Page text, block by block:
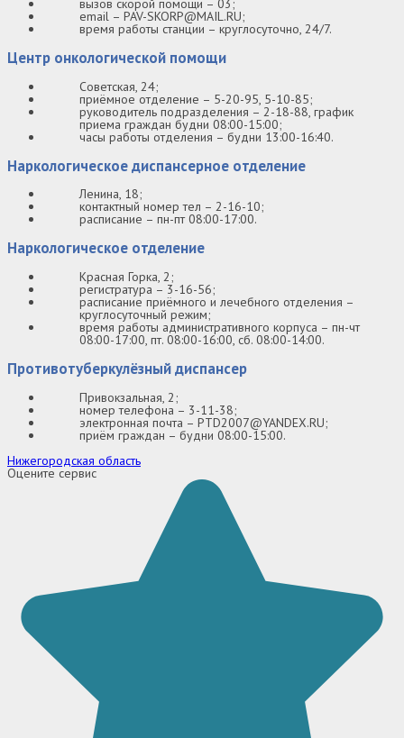
вызов скорой помощи – 03;
email – PAV-SKORP@MAIL.RU;
время работы станции – круглосуточно, 24/7.
Центр онкологической помощи
Советская, 24;
приёмное отделение – 5-20-95, 5-10-85;
руководитель подразделения – 2-18-88, график
приема граждан будни 08:00-15:00;
часы работы отделения – будни 13:00-16:40.
Наркологическое диспансерное отделение
Ленина, 18;
контактный номер тел – 2-16-10;
расписание – пн-пт 08:00-17:00.
Наркологическое отделение
Красная Горка, 2;
регистратура – 3-16-56;
расписание приёмного и лечебного отделения –
круглосуточный режим;
время работы административного корпуса – пн-чт
08:00-17:00, пт. 08:00-16:00, сб. 08:00-14:00.
Противотуберкулёзный диспансер
Привокзальная, 2;
номер телефона – 3-11-38;
электронная почта – PTD2007@YANDEX.RU;
приём граждан – будни 08:00-15:00.
Нижегородская область
Оцените сервис